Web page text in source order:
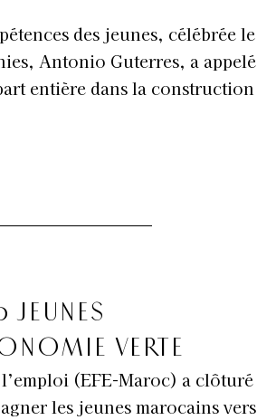
des jeunes, célébrée le
Antonio Guterres, a appelé
entière dans la construction
JEUNES
VERTE
(EFE-Maroc) a clôturé
les jeunes marocains vers